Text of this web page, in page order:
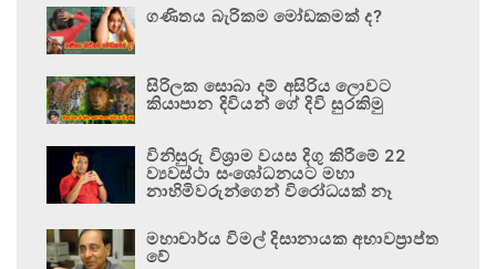
ගණිතය බැරිකම මෝඩකමක් ද?
සිරිලක සොබා දම් අසිරිය ලොවට
කියාපාන දිවියන් ගේ දිවි සුරකිමු
විනිසුරු විශ්‍රාම වයස දිගු කිරීමේ 22
ව්‍යවස්ථා සංශෝධනයට මහා
නාහිමිවරුන්ගෙන් විරෝධයක් නෑ
මහාචාර්ය විමල් දිසානායක අභාවප්‍රාප්ත
වේ